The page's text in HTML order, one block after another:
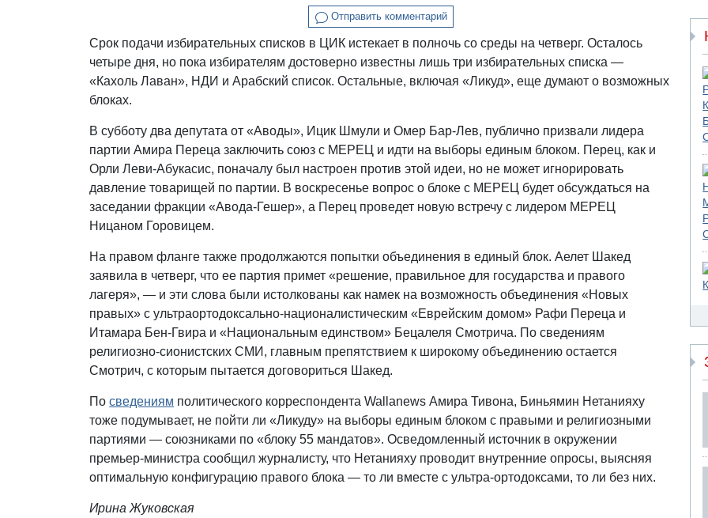
Отправить комментарий
Срок подачи избирательных списков в ЦИК истекает в полночь со среды на четверг. Осталось
четыре дня, но пока избирателям достоверно известны лишь три избирательных списка —
«Кахоль Лаван», НДИ и Арабский список. Остальные, включая «Ликуд», еще думают о возможных
блоках.
В субботу два депутата от «Аводы», Ицик Шмули и Омер Бар-Лев, публично призвали лидера
партии Амира Переца заключить союз с МЕРЕЦ и идти на выборы единым блоком. Перец, как и
Орли Леви-Абукасис, поначалу был настроен против этой идеи, но не может игнорировать
давление товарищей по партии. В воскресенье вопрос о блоке с МЕРЕЦ будет обсуждаться на
заседании фракции «Авода-Гешер», а Перец проведет новую встречу с лидером МЕРЕЦ
Ницаном Горовицем.
На правом фланге также продолжаются попытки объединения в единый блок. Аелет Шакед
заявила в четверг, что ее партия примет «решение, правильное для государства и правого
лагеря», — и эти слова были истолкованы как намек на возможность объединения «Новых
правых» с ультраортодоксально-националистическим «Еврейским домом» Рафи Переца и
Итамара Бен-Гвира и «Национальным единством» Бецалеля Смотрича. По сведениям
религиозно-сионистских СМИ, главным препятствием к широкому объединению остается
Смотрич, с которым пытается договориться Шакед.
Посведениям политического корреспондента Wallanews Амира Тивона, Биньямин Нетанияху
тоже подумывает, не пойти ли «Ликуду» на выборы единым блоком с правыми и религиозными
партиями — союзниками по «блоку 55 мандатов». Осведомленный источник в окружении
премьер-министра сообщил журналисту, что Нетанияху проводит внутренние опросы, выясняя
оптимальную конфигурацию правого блока — то ли вместе с ультра-ортодоксами, то ли без них.
Ирина Жуковская